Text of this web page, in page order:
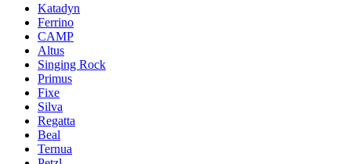
Katadyn
Ferrino
CAMP
Altus
Singing Rock
Primus
Fixe
Silva
Regatta
Beal
Ternua